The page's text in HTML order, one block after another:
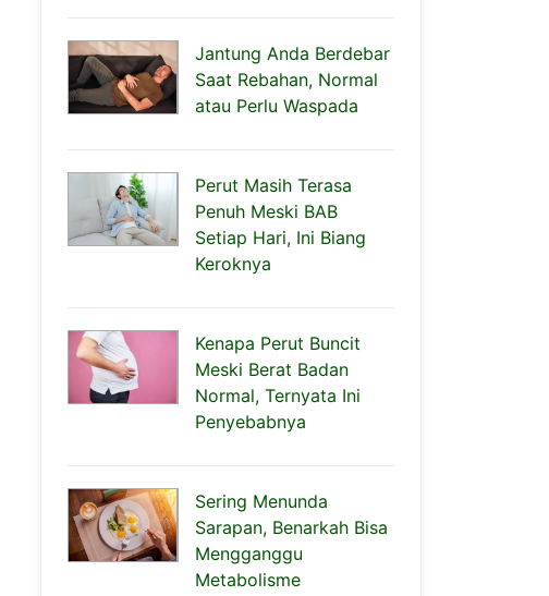
Jantung Anda Berdebar
Saat Rebahan, Normal
atau Perlu Waspada
Perut Masih Terasa
Penuh Meski BAB
Setiap Hari, Ini Biang
Keroknya
Kenapa Perut Buncit
Meski Berat Badan
Normal, Ternyata Ini
Penyebabnya
Sering Menunda
Sarapan, Benarkah Bisa
Mengganggu
Metabolisme